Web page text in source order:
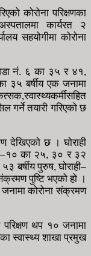
कोरोना परिक्षणका
कार्यरत २
सहयोगीमा कोरोना
नं. ६ का ३५ र ४१,
बर्षीय एक जनामा
गर्ने तयारी गरिएको छ
देखिएको छ । घोराही
का २५, ३० र ३२
बर्षीय पुरुष, घोराही–
पुष्टि भएको हो ।
जनामा कोरोना संक्रमण
थप १० जनामा
स्वास्थ्य शाखा प्रमुख